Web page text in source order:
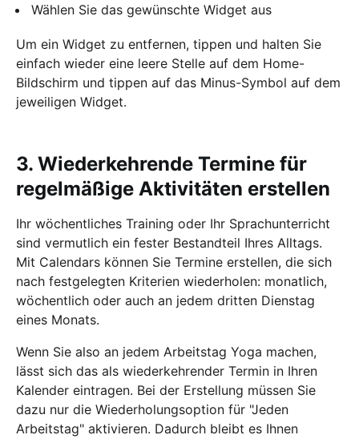
Wählen Sie das gewünschte Widget aus
Um ein Widget zu entfernen, tippen und halten Sie
einfach wieder eine leere Stelle auf dem Home-
Bildschirm und tippen auf das Minus-Symbol auf dem
jeweiligen Widget.
3. Wiederkehrende Termine für
regelmäßige Aktivitäten erstellen
Ihr wöchentliches Training oder Ihr Sprachunterricht
sind vermutlich ein fester Bestandteil Ihres Alltags.
Mit Calendars können Sie Termine erstellen, die sich
nach festgelegten Kriterien wiederholen: monatlich,
wöchentlich oder auch an jedem dritten Dienstag
eines Monats.
Wenn Sie also an jedem Arbeitstag Yoga machen,
lässt sich das als wiederkehrender Termin in Ihren
Kalender eintragen. Bei der Erstellung müssen Sie
dazu nur die Wiederholungsoption für "Jeden
Arbeitstag" aktivieren. Dadurch bleibt es Ihnen